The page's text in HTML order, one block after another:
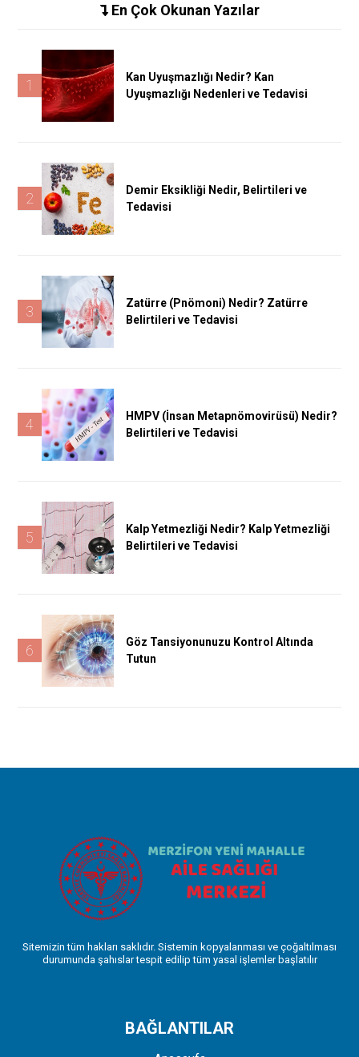
En Çok Okunan Yazılar
1
Kan Uyuşmazlığı Nedir? Kan
Uyuşmazlığı Nedenleri ve Tedavisi
2
Demir Eksikliği Nedir, Belirtileri ve
Tedavisi
3
Zatürre (Pnömoni) Nedir? Zatürre
Belirtileri ve Tedavisi
4
HMPV (İnsan Metapnömovirüsü) Nedir?
Belirtileri ve Tedavisi
5
Kalp Yetmezliği Nedir? Kalp Yetmezliği
Belirtileri ve Tedavisi
6
Göz Tansiyonunuzu Kontrol Altında
Tutun
Sitemizin tüm hakları saklıdır. Sistemin kopyalanması ve çoğaltılması
durumunda şahıslar tespit edilip tüm yasal işlemler başlatılır
BAĞLANTILAR